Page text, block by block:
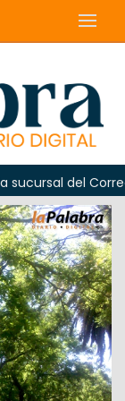
del Correo